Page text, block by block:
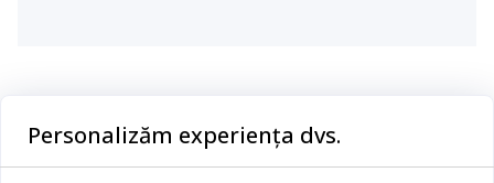
Personalizăm experiența dvs.